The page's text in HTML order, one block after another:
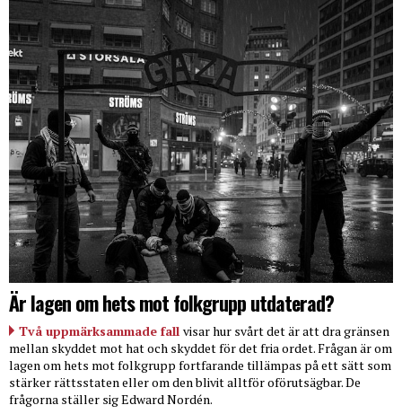
Är lagen om hets mot folkgrupp utdaterad?
Två uppmärksammade fall visar hur svårt det är att dra gränsen
mellan skyddet mot hat och skyddet för det fria ordet. Frågan är om
lagen om hets mot folkgrupp fortfarande tillämpas på ett sätt som
stärker rättsstaten eller om den blivit alltför oförutsägbar. De
frågorna ställer sig Edward Nordén.